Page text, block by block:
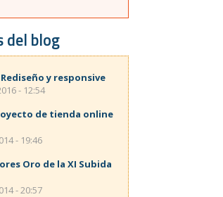
del blog
y responsive
- 12:54
de tienda online
- 19:46
Oro de la XI Subida
- 20:57